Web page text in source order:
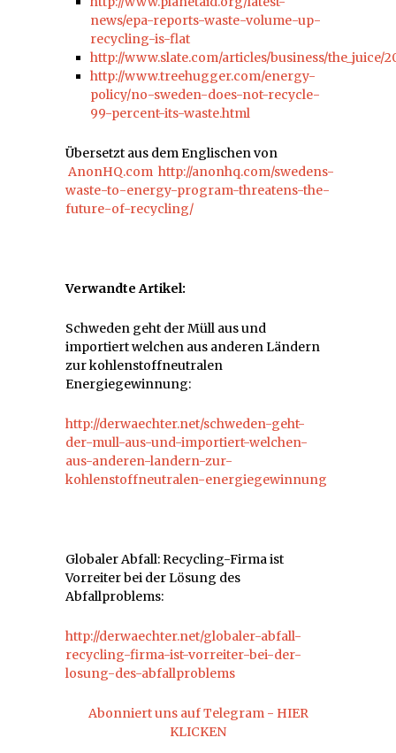
news/epa-reports-waste-volume-up-
recycling-is-flat
http://www.slate.com/articles/business/the_juice/
http://www.treehugger.com/energy-
policy/no-sweden-does-not-recycle-
99-percent-its-waste.html
Übersetzt aus dem Englischen von
AnonHQ.com http://anonhq.com/swedens-
waste-to-energy-program-threatens-the-
future-of-recycling/
Verwandte Artikel:
Schweden geht der Müll aus und
importiert welchen aus anderen Ländern
zur kohlenstoffneutralen
Energiegewinnung:
http://derwaechter.net/schweden-geht-
der-mull-aus-und-importiert-welchen-
aus-anderen-landern-zur-
kohlenstoffneutralen-energiegewinnung
Globaler Abfall: Recycling-Firma ist
Vorreiter bei der Lösung des
Abfallproblems:
http://derwaechter.net/globaler-abfall-
recycling-firma-ist-vorreiter-bei-der-
losung-des-abfallproblems
Abonniert uns auf Telegram - HIER
KLICKEN